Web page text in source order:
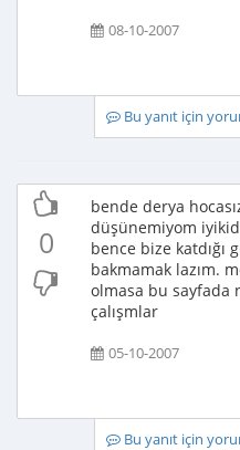
08-10-2007
Bu yanıt için
0
bende derya
düşünemiyom
bence bize katdığı
bakmamak lazım.
olmasa bu sayfada
çalışmlar
05-10-2007
Bu yanıt için